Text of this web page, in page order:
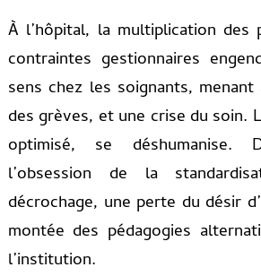
À l’hôpital, la multiplication
contraintes gestionnaires
sens chez les soignants,
des grèves, et une crise du soin.
optimisé, se déshumanise.
l’obsession de la
décrochage, une perte du désir
montée des pédagogies
l’institution.